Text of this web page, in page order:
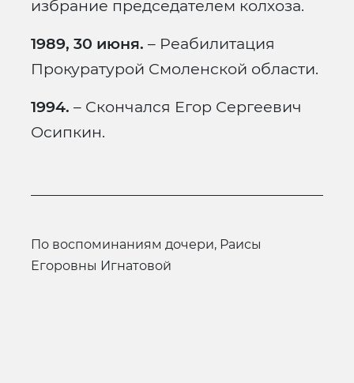
избрание председателем колхоза.
1989, 30 июня. – Реабилитация
Прокуратурой Смоленской области.
1994. – Скончался Егор Сергеевич
Осипкин.
По воспоминаниям дочери, Раисы
Егоровны Игнатовой